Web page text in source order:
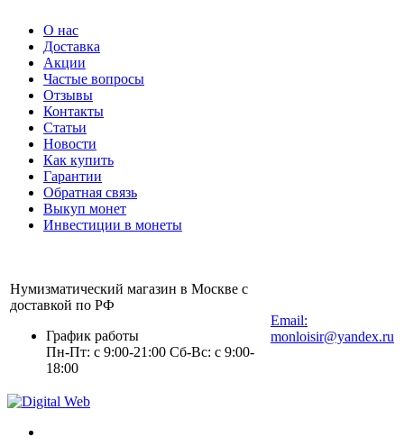
О нас
Доставка
Акции
Частые вопросы
Отзывы
Контакты
Статьи
Новости
Как купить
Гарантии
Обратная связь
Выкуп монет
Инвестиции в монеты
Нумизматический магазин в Москве с
доставкой по РФ
График работы
Пн-Пт: с 9:00-21:00 Сб-Вс: с 9:00-
18:00
Email:
monloisir@yandex.ru